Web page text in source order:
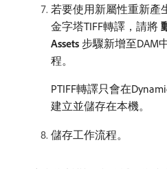
若要使用新屬性重新產
金字塔TIFF轉譯，請將​
Assets 步驟新增至DAM
程。
PTIFF轉譯只會在
建立並儲存在本機。
儲存工作流程。